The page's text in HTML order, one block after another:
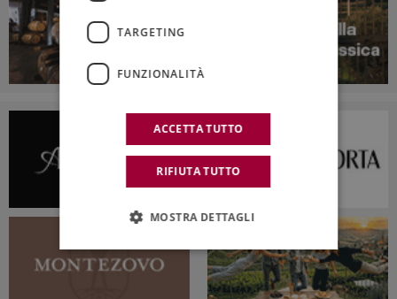
TARGETING
FUNZIONALITÀ
ACCETTA TUTTO
RIFIUTA TUTTO
MOSTRA DETTAGLI